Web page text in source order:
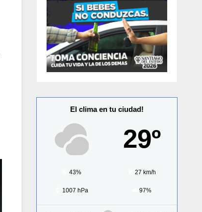
El clima en tu ciudad!
29º
43% 27 km/h
1007 hPa 97%